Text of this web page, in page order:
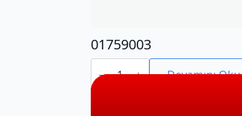
01759003
01759003
adet Devamını Oku